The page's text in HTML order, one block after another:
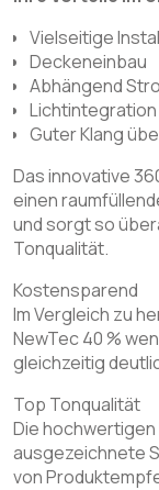
Vielseitige
Deckeneinbau
Abhängend
Lichtintegration
Guter Klang
Das innovative
einen
und sorgt so
Tonqualität.
Kostensparend
Im Vergleich zu
NewTec 40 %
gleichzeitig
Top Tonqualität
Die
ausgezeichnete
von